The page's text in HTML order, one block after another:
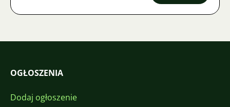
OGŁOSZENIA
Dodaj ogłoszenie